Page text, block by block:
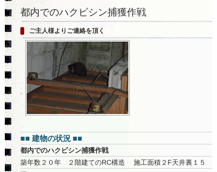
都内でのハクビシン捕獲作戦
ご主人様よりご連絡を頂く
■■ 建物の状況 ■■
都内でのハクビシン捕獲作戦
築年数２０年 ２階建てのRC構造 施工面積２F天井裏１５